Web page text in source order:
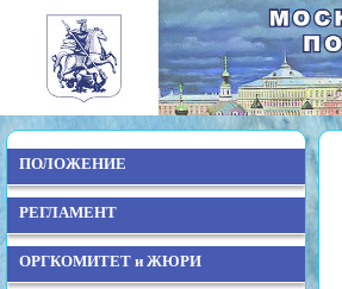
ПОЛОЖЕНИЕ
РЕГЛАМЕНТ
ОРГКОМИТЕТ и ЖЮРИ